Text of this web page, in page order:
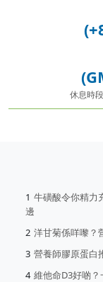
休息時
牛磺酸令你精力
邊
洋甘菊係咩嚟？
營養師膠原蛋白
維他命D3好啲